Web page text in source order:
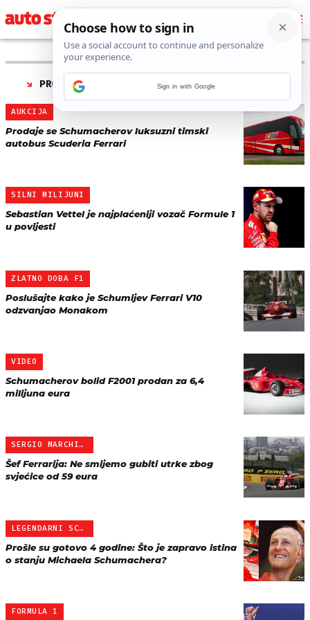
PRONAĐENO 8 REZULTATA ZA TAG “
AUKCIJA
Prodaje se Schumacherov luksuzni timski
autobus Scuderia Ferrari
SILNI MILIJUNI
Sebastian Vettel je najplaćeniji vozač Formule 1
u povijesti
ZLATNO DOBA F1
Poslušajte kako je Schumijev Ferrari V10
odzvanjao Monakom
VIDEO
Schumacherov bolid F2001 prodan za 6,4
milijuna eura
SERGIO MARCHIONNE
Šef Ferrarija: Ne smijemo gubiti utrke zbog
svjećice od 59 eura
LEGENDARNI SCHUMI
Prošle su gotovo 4 godine: Što je zapravo istina
o stanju Michaela Schumachera?
FORMULA 1
Sign in with Google